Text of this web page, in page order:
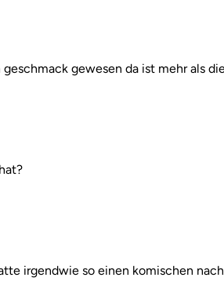
gewesen da ist mehr als
irgendwie so einen komischen